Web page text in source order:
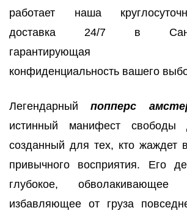
работает наша
доставка 24/7 в Санкт-
гарантирующая
конфиденциальность вашего
Легендарныйпопперс
истинный манифест
созданный для тех, кто жаждет
привычного восприятия. Его
глубокое, обволакивающее
избавляющее от груза